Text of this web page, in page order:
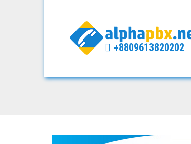
+8809613820202